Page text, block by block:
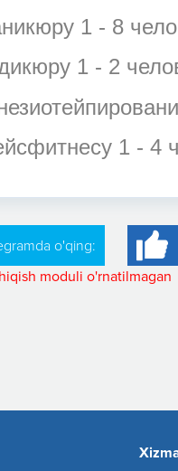
1 - 8
1 - 2
1 - 4
o'qing:
moduli o'rnatilmagan